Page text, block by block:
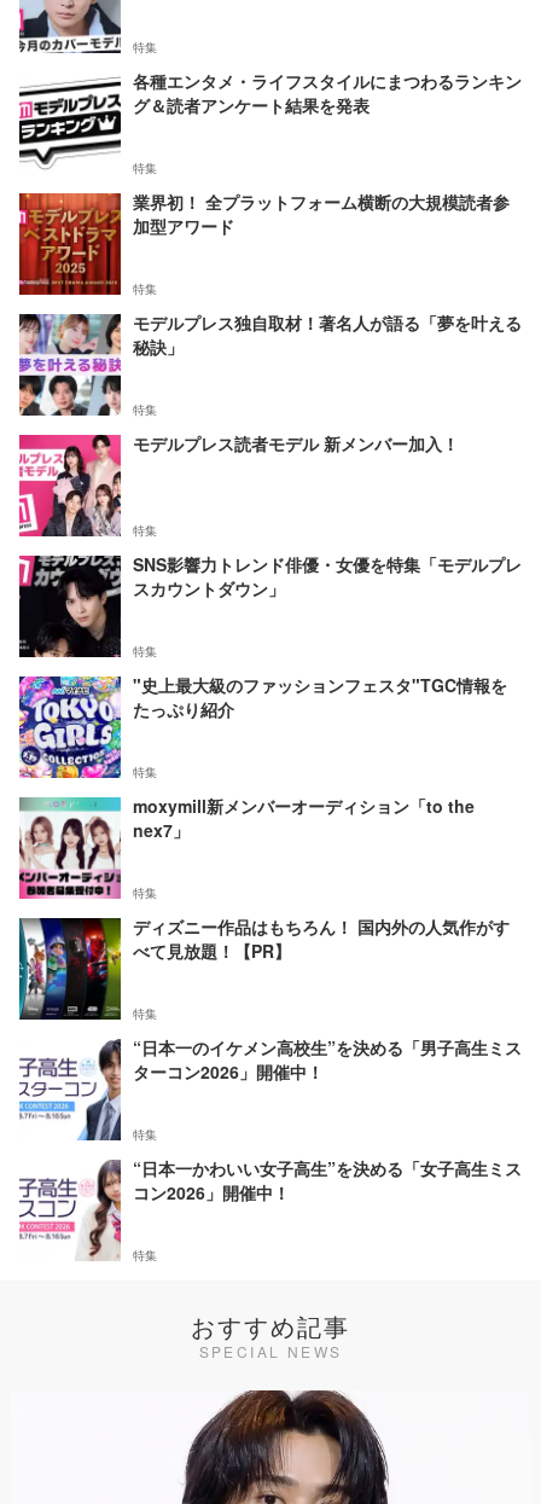
特集
各種エンタメ・ライフスタイルにまつわるランキン
グ＆読者アンケート結果を発表
特集
業界初！ 全プラットフォーム横断の大規模読者参
加型アワード
特集
モデルプレス独自取材！著名人が語る「夢を叶える
秘訣」
特集
モデルプレス読者モデル 新メンバー加入！
特集
SNS影響力トレンド俳優・女優を特集「モデルプレ
スカウントダウン」
特集
"史上最大級のファッションフェスタ"TGC情報を
たっぷり紹介
特集
moxymill新メンバーオーディション「to the
nex7」
特集
ディズニー作品はもちろん！ 国内外の人気作がす
べて見放題！【PR】
特集
“日本一のイケメン高校生”を決める「男子高生ミス
ターコン2026」開催中！
特集
“日本一かわいい女子高生”を決める「女子高生ミス
コン2026」開催中！
特集
おすすめ記事
SPECIAL NEWS